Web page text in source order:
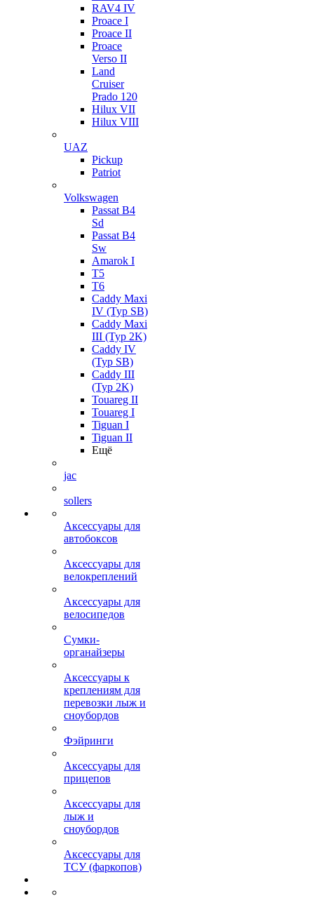
RAV4 IV
Proace I
Proace II
Proace
Verso II
Land
Cruiser
Prado 120
Hilux VII
Hilux VIII
UAZ
Pickup
Patriot
Volkswagen
Passat B4
Sd
Passat B4
Sw
Amarok I
T5
T6
Caddy Maxi
IV (Typ SB)
Caddy Maxi
III (Typ 2K)
Caddy IV
(Typ SB)
Caddy III
(Typ 2K)
Touareg II
Touareg I
Tiguan I
Tiguan II
Ещё
jac
sollers
Аксессуары для
автобоксов
Аксессуары для
велокреплений
Аксессуары для
велосипедов
Сумки-
органайзеры
Аксессуары к
креплениям для
перевозки лыж и
сноубордов
Фэйринги
Аксессуары для
прицепов
Аксессуары для
лыж и
сноубордов
Аксессуары для
ТСУ (фаркопов)